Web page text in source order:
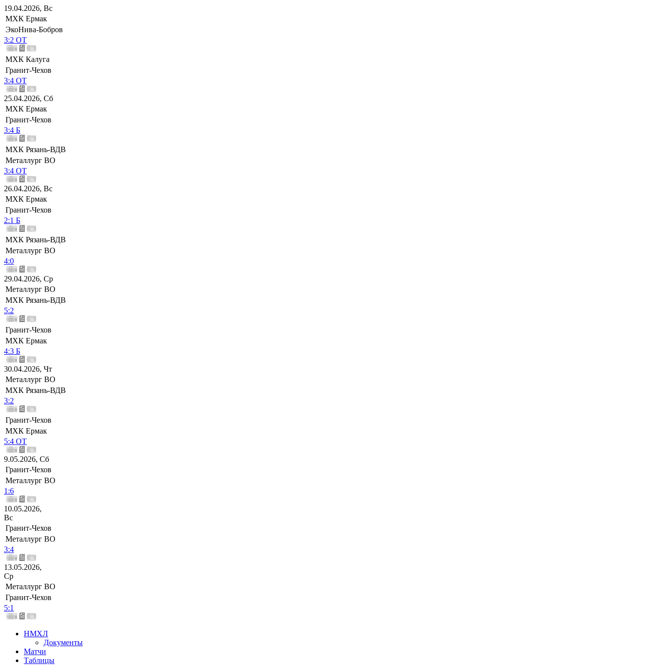
19.04.2026, Вс
МХК Ермак
ЭкоНива-Бобров
3:2 ОТ
МХК Калуга
Гранит-Чехов
3:4 ОТ
25.04.2026, Сб
МХК Ермак
Гранит-Чехов
3:4 Б
МХК Рязань-ВДВ
Металлург ВО
3:4 ОТ
26.04.2026, Вс
МХК Ермак
Гранит-Чехов
2:1 Б
МХК Рязань-ВДВ
Металлург ВО
4:0
29.04.2026, Ср
Металлург ВО
МХК Рязань-ВДВ
5:2
Гранит-Чехов
МХК Ермак
4:3 Б
30.04.2026, Чт
Металлург ВО
МХК Рязань-ВДВ
3:2
Гранит-Чехов
МХК Ермак
5:4 ОТ
9.05.2026, Сб
Гранит-Чехов
Металлург ВО
1:6
10.05.2026,
Вс
Гранит-Чехов
Металлург ВО
3:4
13.05.2026,
Ср
Металлург ВО
Гранит-Чехов
5:1
НМХЛ
Документы
Матчи
Таблицы